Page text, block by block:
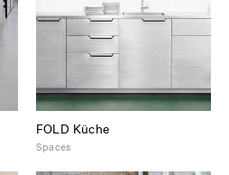
FOLD Küche
Spaces